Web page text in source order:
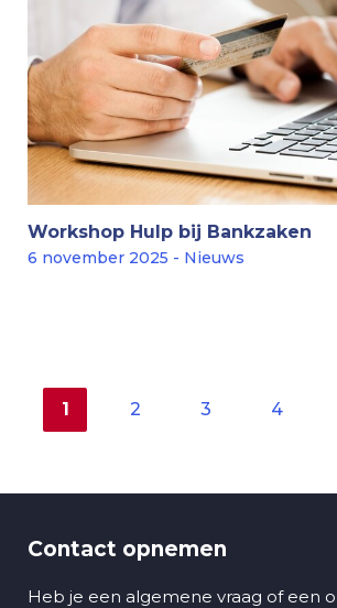
Workshop Hulp bij Bankzaken
6 november 2025 - Nieuws
Paginering
Huidige
pagina
1 Pagina
2 Pagina
3 Pagina
4
Contact opnemen
Heb je een algemene vraag of een